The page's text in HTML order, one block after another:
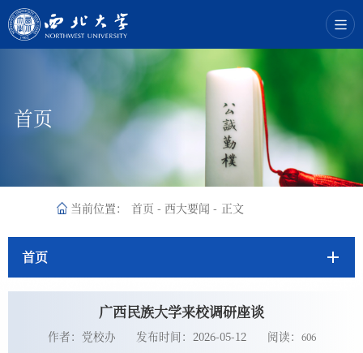
首页
当前位置： 首页 - 西大要闻 - 正文
首页
广西民族大学来校调研座谈
作者：党校办 发布时间：2026-05-12 阅读： 606